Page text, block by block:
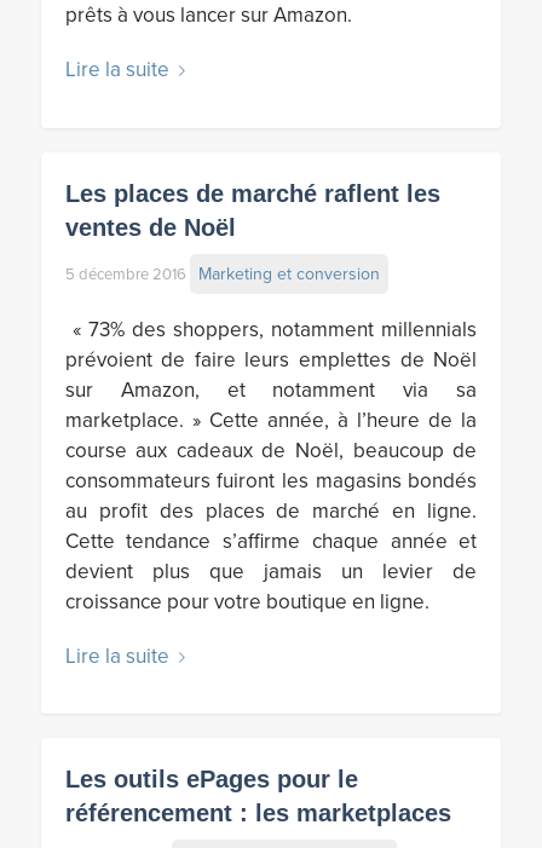
prêts à vous lancer sur Amazon.
Lire la suite
Les places de marché raflent les
ventes de Noël
5 décembre 2016 Marketing et conversion
« 73% des shoppers, notamment millennials
prévoient de faire leurs emplettes de Noël
sur Amazon, et notamment via sa
marketplace. » Cette année, à l’heure de la
course aux cadeaux de Noël, beaucoup de
consommateurs fuiront les magasins bondés
au profit des places de marché en ligne.
Cette tendance s’affirme chaque année et
devient plus que jamais un levier de
croissance pour votre boutique en ligne.
Lire la suite
Les outils ePages pour le
référencement : les marketplaces